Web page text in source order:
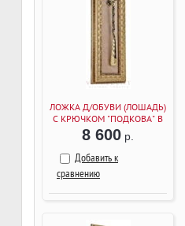
ЛОЖКА Д/ОБУВИ (ЛОШАДЬ)
С КРЮЧКОМ "ПОДКОВА" В
РАМКЕ (БАГЕТ БЕЖЕВЫЙ)
8 600 р.
Добавить к
сравнению